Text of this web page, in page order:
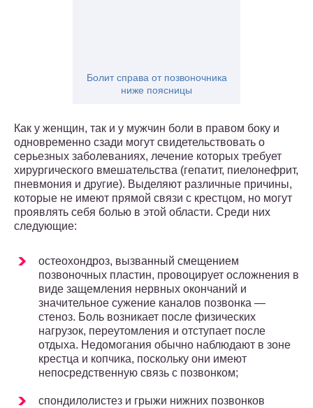
Болит справа от позвоночника
ниже поясницы
Как у женщин, так и у мужчин боли в правом боку и
одновременно сзади могут свидетельствовать о
серьезных заболеваниях, лечение которых требует
хирургического вмешательства (гепатит, пиелонефрит,
пневмония и другие). Выделяют различные причины,
которые не имеют прямой связи с крестцом, но могут
проявлять себя болью в этой области. Среди них
следующие:
остеохондроз, вызванный смещением
позвоночных пластин, провоцирует осложнения в
виде защемления нервных окончаний и
значительное сужение каналов позвонка —
стеноз. Боль возникает после физических
нагрузок, переутомления и отступает после
отдыха. Недомогания обычно наблюдают в зоне
крестца и копчика, поскольку они имеют
непосредственную связь с позвонком;
спондилолистез и грыжи нижних позвонков